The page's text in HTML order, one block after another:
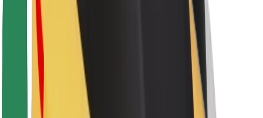
Odnosi s investitorima
Vodstvo
Urban Fund
Sigurnost